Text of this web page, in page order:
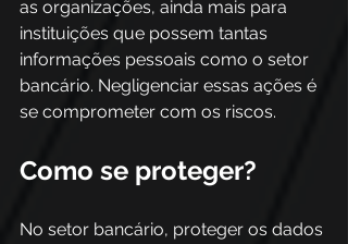
as organizações, ainda mais para
instituições que possem tantas
informações pessoais como o setor
bancário. Negligenciar essas ações é
se comprometer com os riscos.
Como se proteger?
No setor bancário, proteger os dados